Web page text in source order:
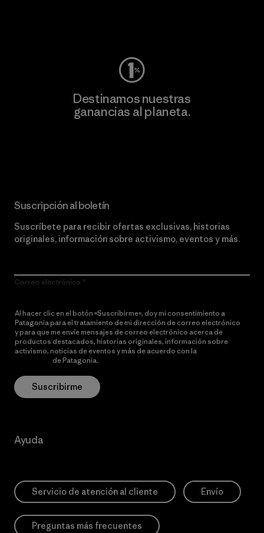
Destinamos nuestras
ganancias al planeta.
Suscripción al boletín
Suscríbete para recibir ofertas exclusivas, historias
originales, información sobre activismo, eventos y más.
Correo electrónico
Al hacer clic en el botón «Suscribirme», doy mi consentimiento a
Patagonia para el tratamiento de mi dirección de correo electrónico
y para que me envíe mensajes de correo electrónico acerca de
productos destacados, historias originales, información sobre
activismo, noticias de eventos y más de acuerdo con la
de Patagonia.
Suscribirme
Ayuda
Servicio de atención al cliente Envío
Preguntas más frecuentes